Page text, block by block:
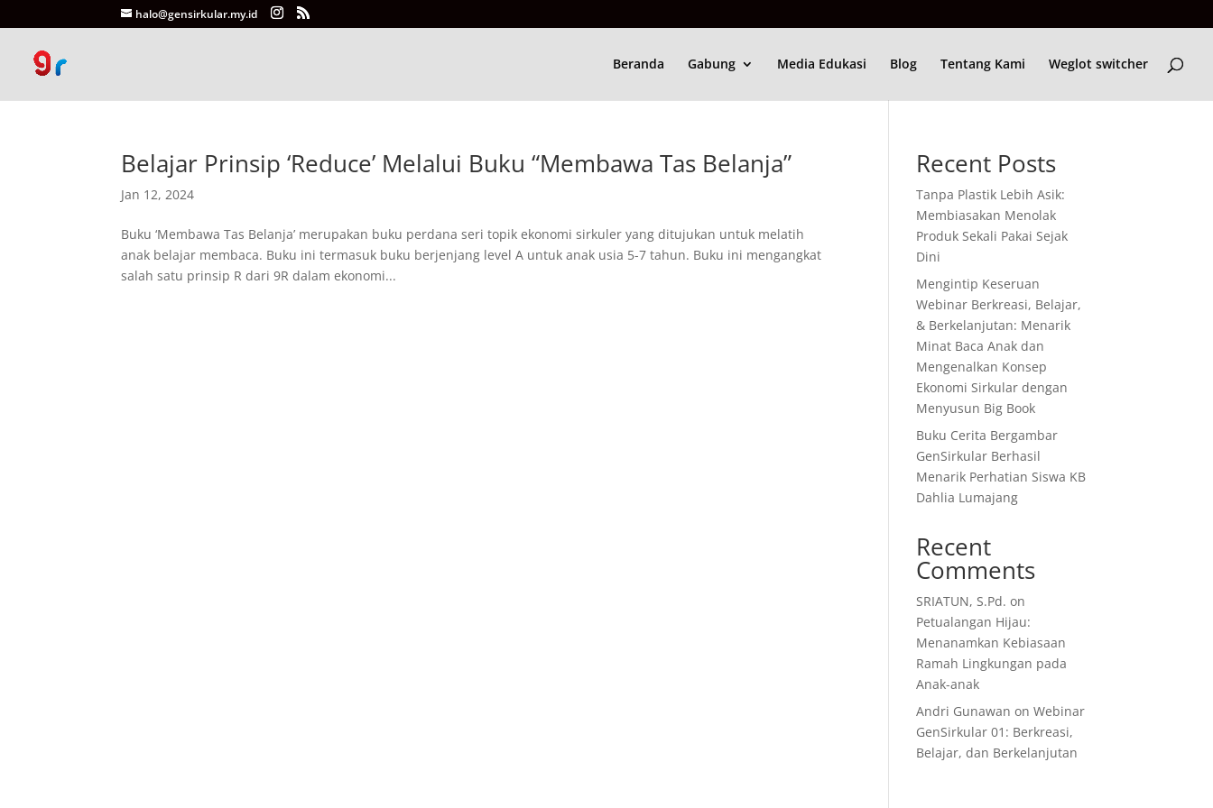
halo@gensirkular.my.id
Beranda Gabung Media Edukasi Blog Tentang Kami Weglot switcher
Belajar Prinsip ‘Reduce’ Melalui Buku “Membawa Tas Belanja”
Jan 12, 2024
Buku ‘Membawa Tas Belanja’ merupakan buku perdana seri topik ekonomi sirkuler yang ditujukan untuk melatih
anak belajar membaca. Buku ini termasuk buku berjenjang level A untuk anak usia 5-7 tahun. Buku ini mengangkat
salah satu prinsip R dari 9R dalam ekonomi...
Recent Posts
Tanpa Plastik Lebih Asik:
Membiasakan Menolak
Produk Sekali Pakai Sejak
Dini
Mengintip Keseruan
Webinar Berkreasi, Belajar,
& Berkelanjutan: Menarik
Minat Baca Anak dan
Mengenalkan Konsep
Ekonomi Sirkular dengan
Menyusun Big Book
Buku Cerita Bergambar
GenSirkular Berhasil
Menarik Perhatian Siswa KB
Dahlia Lumajang
Recent
Comments
SRIATUN, S.Pd. on
Petualangan Hijau:
Menanamkan Kebiasaan
Ramah Lingkungan pada
Anak-anak
Andri Gunawan onWebinar
GenSirkular 01: Berkreasi,
Belajar, dan Berkelanjutan